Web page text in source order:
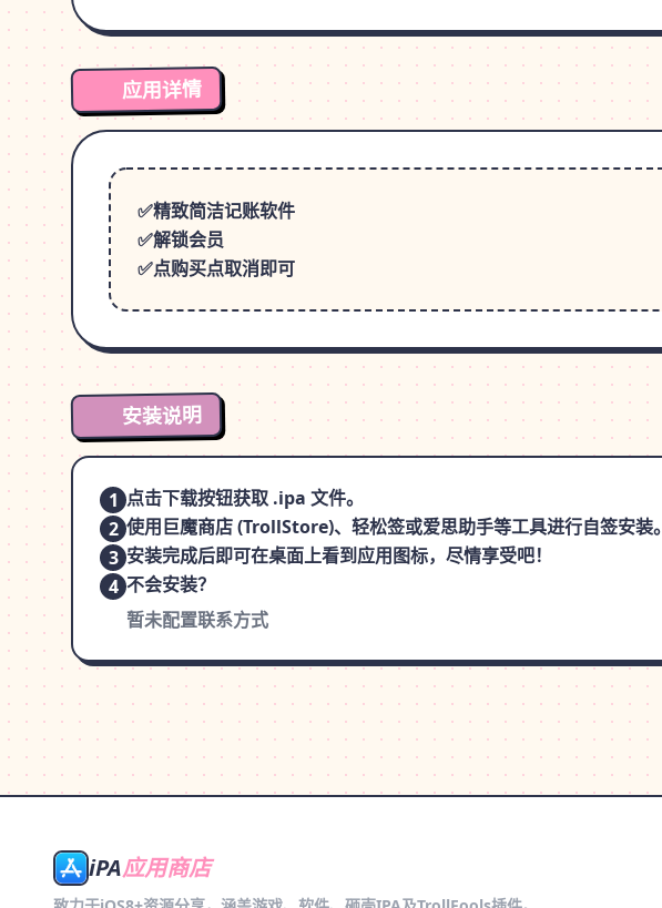
应用详情
✅精致简洁记账软件
✅解锁会员
✅点购买点取消即可
安装说明
1 点击下载按钮获取 .ipa 文件。
2 使用巨魔商店 (TrollStore)、轻松签或爱思助手等工具进行自签安装。
3 安装完成后即可在桌面上看到应用图标，尽情享受吧！
4 不会安装？
暂未配置联系方式
iPA应用商店